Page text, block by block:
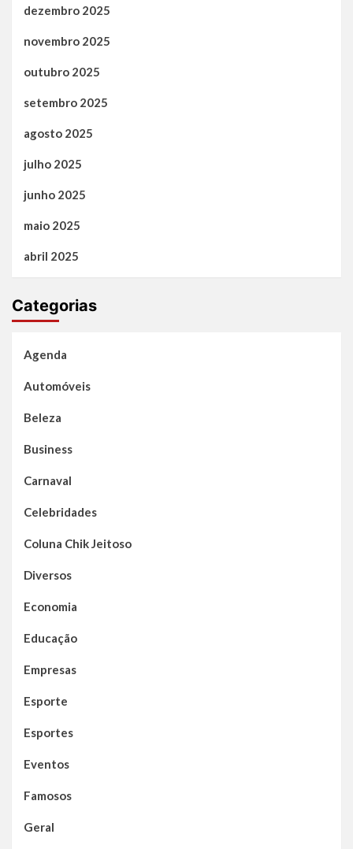
dezembro 2025
novembro 2025
outubro 2025
setembro 2025
agosto 2025
julho 2025
junho 2025
maio 2025
abril 2025
Categorias
Agenda
Automóveis
Beleza
Business
Carnaval
Celebridades
Coluna Chik Jeitoso
Diversos
Economia
Educação
Empresas
Esporte
Esportes
Eventos
Famosos
Geral